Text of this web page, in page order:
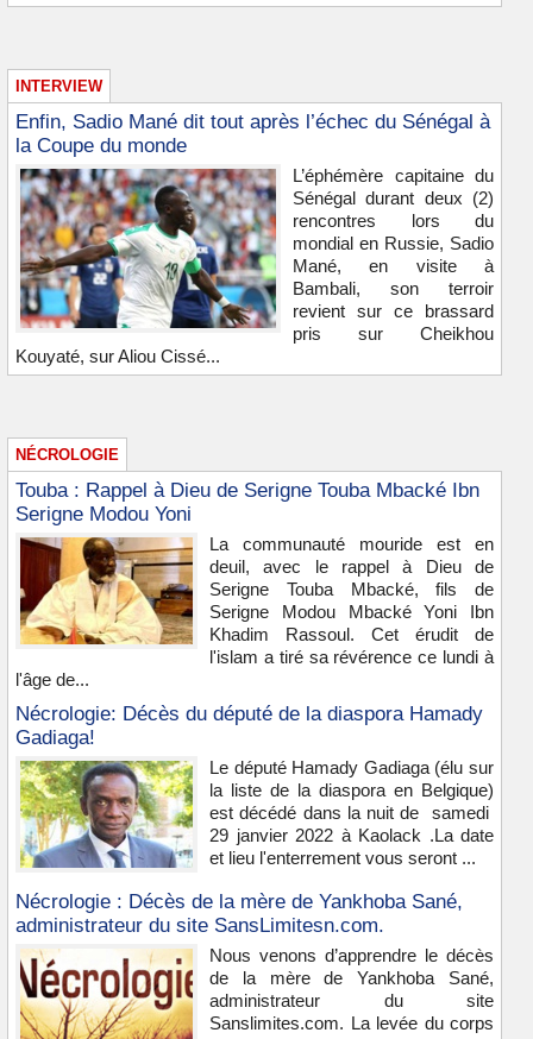
INTERVIEW
Enfin, Sadio Mané dit tout après l’échec du Sénégal à
la Coupe du monde
L’éphémère capitaine du
Sénégal durant deux (2)
rencontres lors du
mondial en Russie, Sadio
Mané, en visite à
Bambali, son terroir
revient sur ce brassard
pris sur Cheikhou
Kouyaté, sur Aliou Cissé...
NÉCROLOGIE
Touba : Rappel à Dieu de Serigne Touba Mbacké Ibn
Serigne Modou Yoni
La communauté mouride est en
deuil, avec le rappel à Dieu de
Serigne Touba Mbacké, fils de
Serigne Modou Mbacké Yoni Ibn
Khadim Rassoul. Cet érudit de
l'islam a tiré sa révérence ce lundi à
l'âge de...
Nécrologie: Décès du député de la diaspora Hamady
Gadiaga!
Le député Hamady Gadiaga (élu sur
la liste de la diaspora en Belgique)
est décédé dans la nuit de samedi
29 janvier 2022 à Kaolack .La date
et lieu l'enterrement vous seront ...
Nécrologie : Décès de la mère de Yankhoba Sané,
administrateur du site SansLimitesn.com.
Nous venons d’apprendre le décès
de la mère de Yankhoba Sané,
administrateur du site
Sanslimites.com. La levée du corps